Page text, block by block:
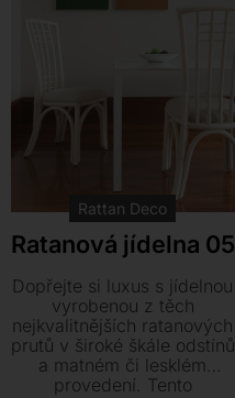
Rattan Deco
Ratanová jídelna 05
Dopřejte si luxus s jídelnou
vyrobenou z těch
nejkvalitnějších ratanových
prutů v široké škále odstínů
a matném či lesklém
provedení. Tento